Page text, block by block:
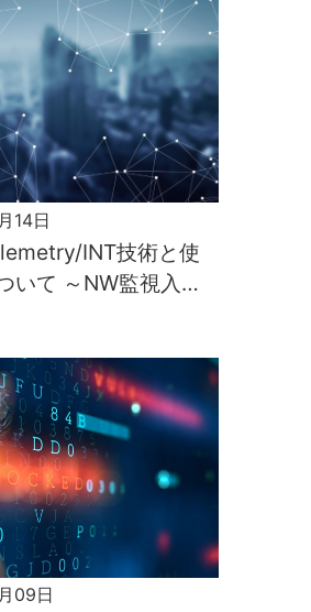
14日
INT技術と使
いて ～NW監視入門
09日